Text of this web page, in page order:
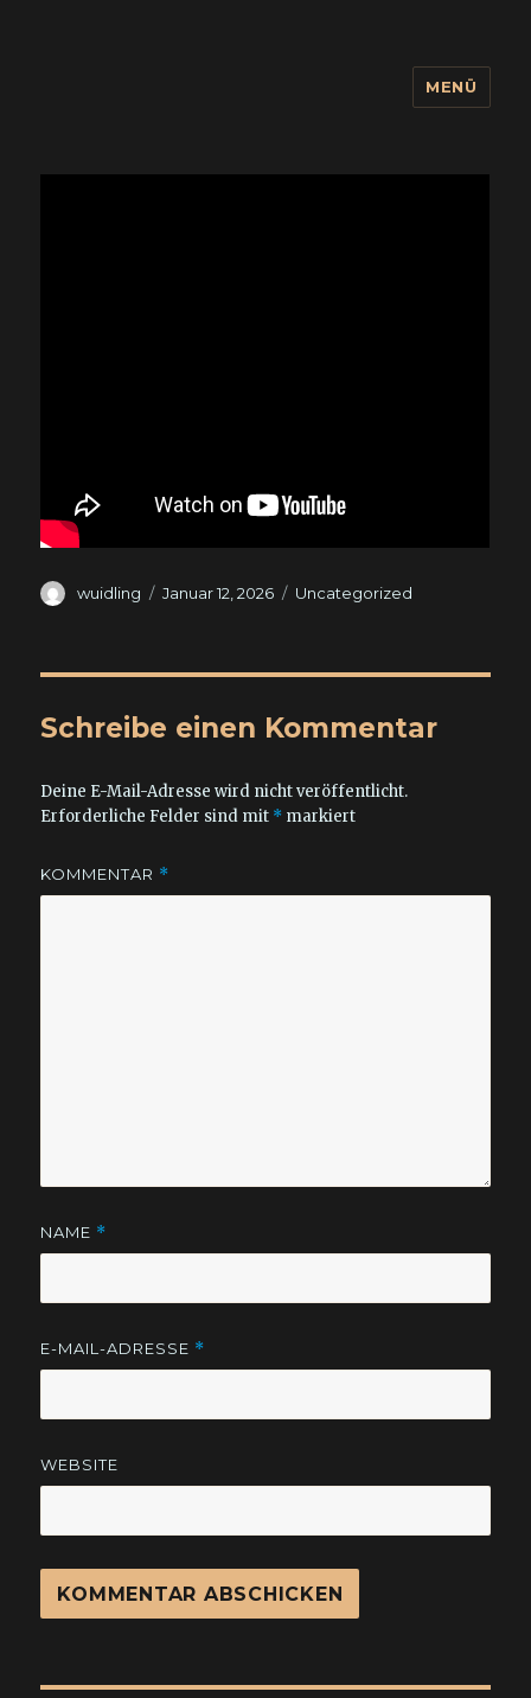
MENÜ
Autor
wuidling
Veröffentlicht
Januar 12, 2026 Kategorien
Uncategorized
Schreibe einen Kommentar
Deine E-Mail-Adresse wird nicht veröffentlicht.
Erforderliche Felder sind mit * markiert
KOMMENTAR *
NAME *
E-MAIL-ADRESSE *
WEBSITE